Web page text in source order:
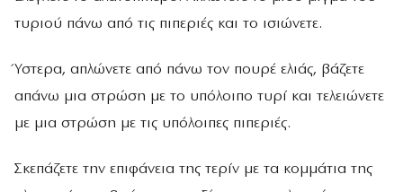
τυριού πάνω από τις πιπεριές και το ισιώνετε.
Ύστερα, απλώνετε από πάνω τον πουρέ ελιάς, βάζετε
απάνω µια στρώση µε το υπόλοιπο τυρί και τελειώνετε
µε µια στρώση µε τις υπόλοιπες πιπεριές.
Σκεπάζετε την επιφάνεια της τερίν µε τα κοµµάτια της